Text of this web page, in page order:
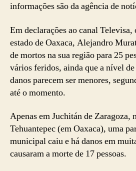
informações são da agência de
Em declarações ao canal
estado de Oaxaca, Alejandro
de mortos na sua região para 25
vários feridos, ainda que a nível
danos parecem ser menores,
até o momento.
Apenas em Juchitán de Zaragoza,
Tehuantepec (em Oaxaca), uma
municipal caiu e há danos em
causaram a morte de 17 pessoas.